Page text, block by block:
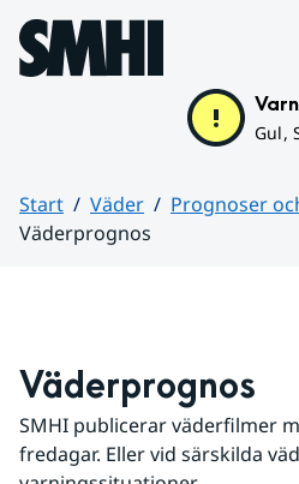
Hoppa till sidans innehåll
Gul,
Start Väder
Prognoser
Väderprognos
Väderprognos
SMHI publicerar väderfilmer
fredagar. Eller vid särskilda